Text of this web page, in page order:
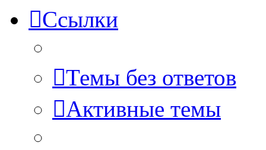
Ссылки
Темы без ответов
Активные темы